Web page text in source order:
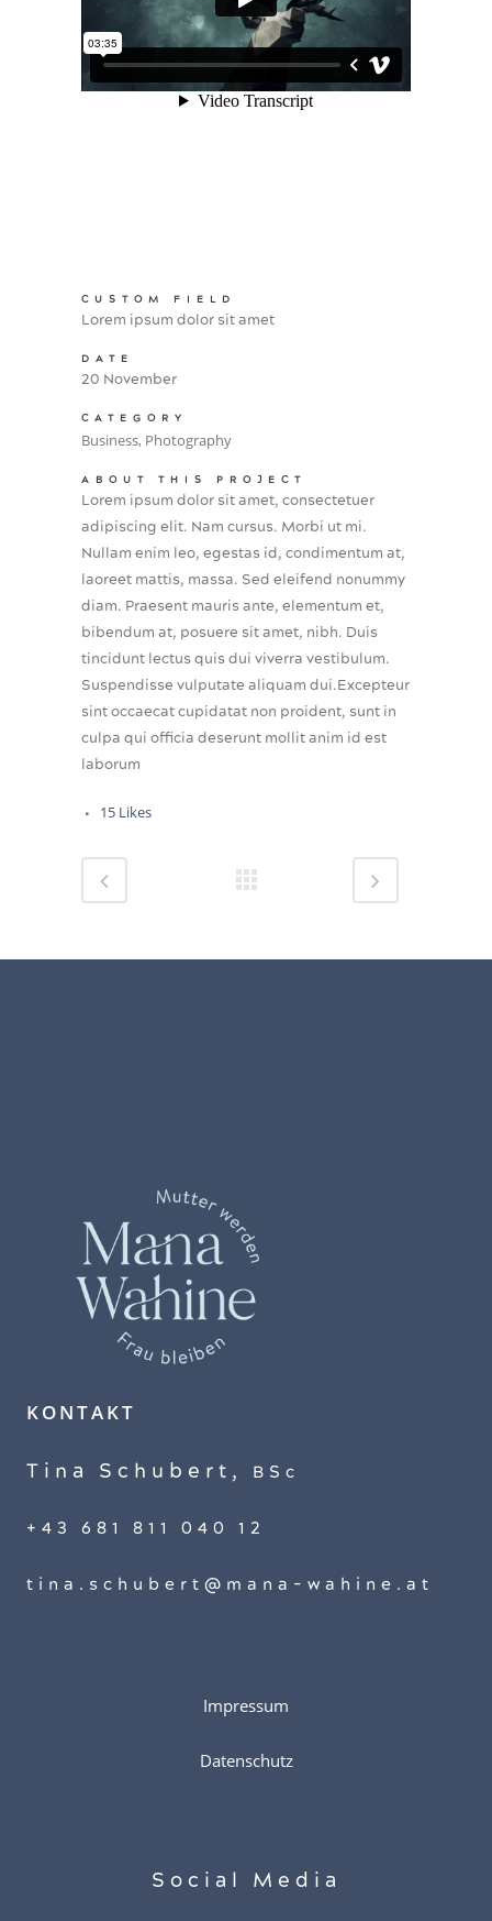
CUSTOM FIELD
Lorem ipsum dolor sit amet
DATE
20 November
CATEGORY
Business, Photography
ABOUT THIS PROJECT
Lorem ipsum dolor sit amet, consectetuer
adipiscing elit. Nam cursus. Morbi ut mi.
Nullam enim leo, egestas id, condimentum at,
laoreet mattis, massa. Sed eleifend nonummy
diam. Praesent mauris ante, elementum et,
bibendum at, posuere sit amet, nibh. Duis
tincidunt lectus quis dui viverra vestibulum.
Suspendisse vulputate aliquam dui.Excepteur
sint occaecat cupidatat non proident, sunt in
culpa qui officia deserunt mollit anim id est
laborum
15 Likes
KONTAKT
Tina Schubert, BSc
+43 681 811 040 12
tina.schubert@mana-wahine.at
Impressum
Datenschutz
Social Media